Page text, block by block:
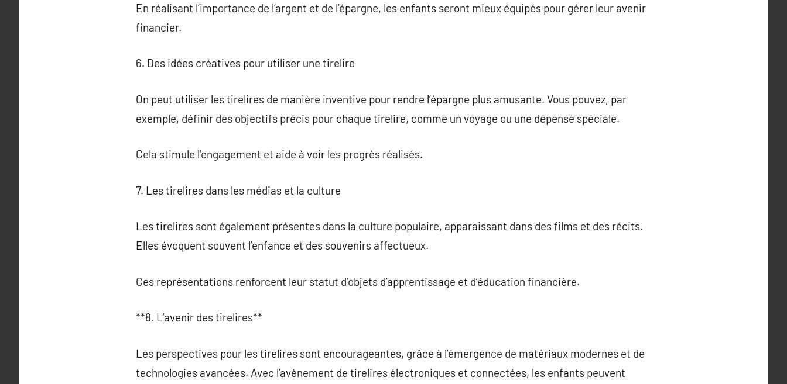
En réalisant l’importance de l’argent et de l’épargne, les enfants seront mieux équipés pour gérer leur avenir
financier.
6. Des idées créatives pour utiliser une tirelire
On peut utiliser les tirelires de manière inventive pour rendre l’épargne plus amusante. Vous pouvez, par
exemple, définir des objectifs précis pour chaque tirelire, comme un voyage ou une dépense spéciale.
Cela stimule l’engagement et aide à voir les progrès réalisés.
7. Les tirelires dans les médias et la culture
Les tirelires sont également présentes dans la culture populaire, apparaissant dans des films et des récits.
Elles évoquent souvent l’enfance et des souvenirs affectueux.
Ces représentations renforcent leur statut d’objets d’apprentissage et d’éducation financière.
**8. L’avenir des tirelires**
Les perspectives pour les tirelires sont encourageantes, grâce à l’émergence de matériaux modernes et de
technologies avancées. Avec l’avènement de tirelires électroniques et connectées, les enfants peuvent